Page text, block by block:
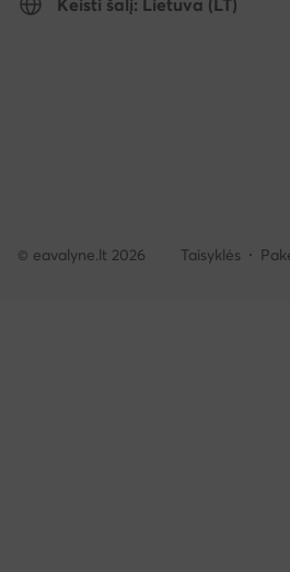
Keisti šalį: Lietuva (LT)
© eavalyne.lt 2026 Taisyklės